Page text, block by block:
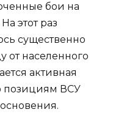
бои на
этот раз
существенно
от населенного
активная
позициям ВСУ